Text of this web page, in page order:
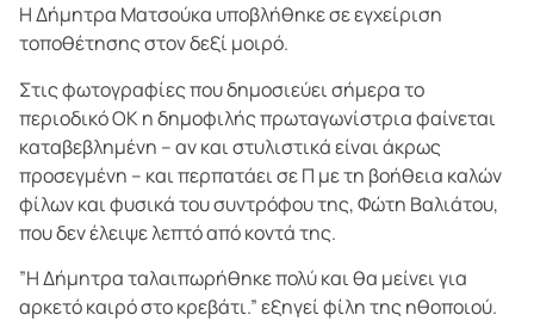
Η Δήμητρα Ματσούκα υποβλήθηκε σε εγχείριση
τοποθέτησης στον δεξί μοιρό.
Στις φωτογραφίες που δημοσιεύει σήμερα το
περιοδικό OK η δημοφιλής πρωταγωνίστρια φαίνεται
καταβεβλημένη – αν και στυλιστικά είναι άκρως
προσεγμένη – και περπατάει σε Π με τη βοήθεια καλών
φίλων και φυσικά του συντρόφου της, Φώτη Βαλιάτου,
που δεν έλειψε λεπτό από κοντά της.
”Η Δήμητρα ταλαιπωρήθηκε πολύ και θα μείνει για
αρκετό καιρό στο κρεβάτι.” εξηγεί φίλη της ηθοποιού.